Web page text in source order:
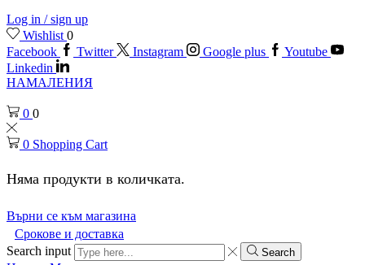
Log in / sign up
Wishlist 0
Facebook
Twitter Instagram Google plus
Youtube
Linkedin
НАМАЛЕНИЯ
0 0
0 Shopping Cart
Няма продукти в количката.
Върни се към магазина
Срокове и доставка
Search input
Search